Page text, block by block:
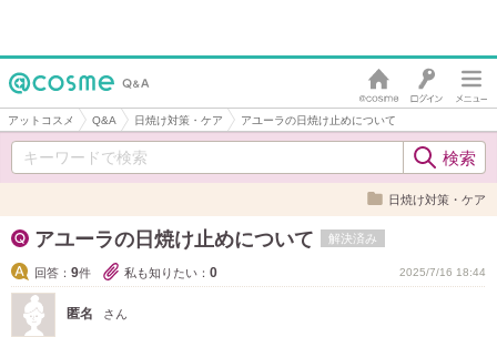
アットコスメ Q&A 日焼け対策・ケア アユーラの日焼け止めについて
日焼け対策・ケア
アユーラの日焼け止めについて 解決済み
回答： 9件 私も知りたい： 0 2025/7/16 18:44
匿名 さん